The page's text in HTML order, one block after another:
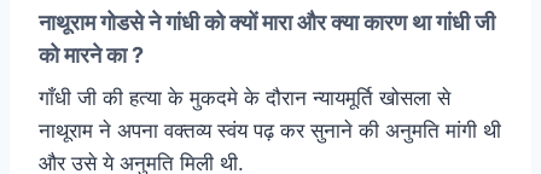
नाथूराम गोडसे ने गांधी को क्यों मारा और क्या कारण था गांधी जी
को मारने का ?
गाँधी जी की हत्या के मुकदमे के दौरान न्यायमूर्ति खोसला से
नाथूराम ने अपना वक्तव्य स्वंय पढ़ कर सुनाने की अनुमति मांगी थी
और उसे ये अनुमति मिली थी.